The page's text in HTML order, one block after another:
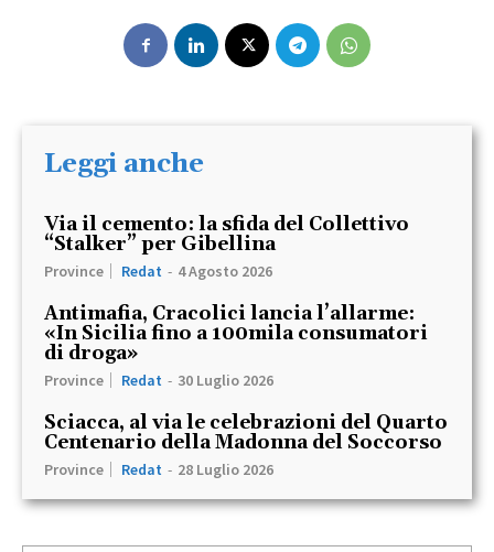
Leggi anche
Via il cemento: la sfida del Collettivo
“Stalker” per Gibellina
Province Redat - 4 Agosto 2026
Antimafia, Cracolici lancia l’allarme:
«In Sicilia fino a 100mila consumatori
di droga»
Province Redat - 30 Luglio 2026
Sciacca, al via le celebrazioni del Quarto
Centenario della Madonna del Soccorso
Province Redat - 28 Luglio 2026